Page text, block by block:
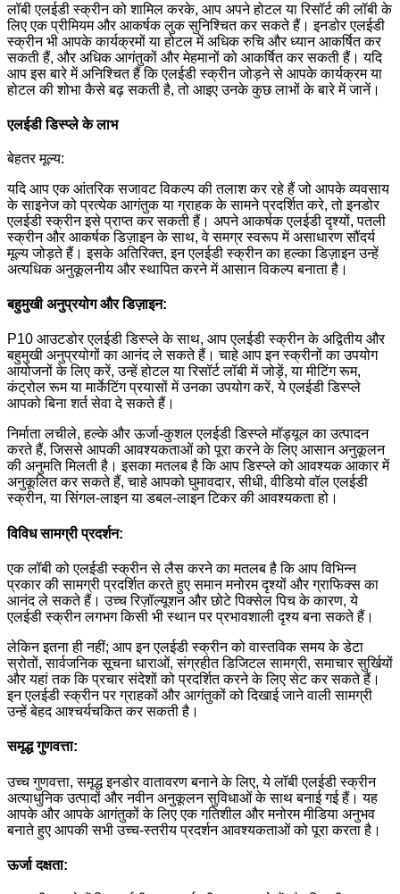
लॉबी एलईडी स्क्रीन को शामिल करके, आप अपने होटल या रिसॉर्ट की लॉबी के
लिए एक प्रीमियम और आकर्षक लुक सुनिश्चित कर सकते हैं। इनडोर एलईडी
स्क्रीन भी आपके कार्यक्रमों या होटल में अधिक रुचि और ध्यान आकर्षित कर
सकती हैं, और अधिक आगंतुकों और मेहमानों को आकर्षित कर सकती हैं। यदि
आप इस बारे में अनिश्चित हैं कि एलईडी स्क्रीन जोड़ने से आपके कार्यक्रम या
होटल की शोभा कैसे बढ़ सकती है, तो आइए उनके कुछ लाभों के बारे में जानें।
एलईडी डिस्प्ले के लाभ
बेहतर मूल्य:
यदि आप एक आंतरिक सजावट विकल्प की तलाश कर रहे हैं जो आपके व्यवसाय
के साइनेज को प्रत्येक आगंतुक या ग्राहक के सामने प्रदर्शित करे, तो इनडोर
एलईडी स्क्रीन इसे प्राप्त कर सकती हैं। अपने आकर्षक एलईडी दृश्यों, पतली
स्क्रीन और आकर्षक डिज़ाइन के साथ, वे समग्र स्वरूप में असाधारण सौंदर्य
मूल्य जोड़ते हैं। इसके अतिरिक्त, इन एलईडी स्क्रीन का हल्का डिज़ाइन उन्हें
अत्यधिक अनुकूलनीय और स्थापित करने में आसान विकल्प बनाता है।
बहुमुखी अनुप्रयोग और डिज़ाइन:
P10 आउटडोर एलईडी डिस्प्ले के साथ, आप एलईडी स्क्रीन के अद्वितीय और
बहुमुखी अनुप्रयोगों का आनंद ले सकते हैं। चाहे आप इन स्क्रीनों का उपयोग
आयोजनों के लिए करें, उन्हें होटल या रिसॉर्ट लॉबी में जोड़ें, या मीटिंग रूम,
कंट्रोल रूम या मार्केटिंग प्रयासों में उनका उपयोग करें, ये एलईडी डिस्प्ले
आपको बिना शर्त सेवा दे सकते हैं।
निर्माता लचीले, हल्के और ऊर्जा-कुशल एलईडी डिस्प्ले मॉड्यूल का उत्पादन
करते हैं, जिससे आपकी आवश्यकताओं को पूरा करने के लिए आसान अनुकूलन
की अनुमति मिलती है। इसका मतलब है कि आप डिस्प्ले को आवश्यक आकार में
अनुकूलित कर सकते हैं, चाहे आपको घुमावदार, सीधी, वीडियो वॉल एलईडी
स्क्रीन, या सिंगल-लाइन या डबल-लाइन टिकर की आवश्यकता हो।
विविध सामग्री प्रदर्शन:
एक लॉबी को एलईडी स्क्रीन से लैस करने का मतलब है कि आप विभिन्न
प्रकार की सामग्री प्रदर्शित करते हुए समान मनोरम दृश्यों और ग्राफिक्स का
आनंद ले सकते हैं। उच्च रिज़ॉल्यूशन और छोटे पिक्सेल पिच के कारण, ये
एलईडी स्क्रीन लगभग किसी भी स्थान पर प्रभावशाली दृश्य बना सकते हैं।
लेकिन इतना ही नहीं; आप इन एलईडी स्क्रीन को वास्तविक समय के डेटा
स्रोतों, सार्वजनिक सूचना धाराओं, संग्रहीत डिजिटल सामग्री, समाचार सुर्खियों
और यहां तक ​​कि प्रचार संदेशों को प्रदर्शित करने के लिए सेट कर सकते हैं।
इन एलईडी स्क्रीन पर ग्राहकों और आगंतुकों को दिखाई जाने वाली सामग्री
उन्हें बेहद आश्चर्यचकित कर सकती है।
समृद्ध गुणवत्ता:
उच्च गुणवत्ता, समृद्ध इनडोर वातावरण बनाने के लिए, ये लॉबी एलईडी स्क्रीन
अत्याधुनिक उत्पादों और नवीन अनुकूलन सुविधाओं के साथ बनाई गई हैं। यह
आपके और आपके आगंतुकों के लिए एक गतिशील और मनोरम मीडिया अनुभव
बनाते हुए आपकी सभी उच्च-स्तरीय प्रदर्शन आवश्यकताओं को पूरा करता है।
ऊर्जा दक्षता: